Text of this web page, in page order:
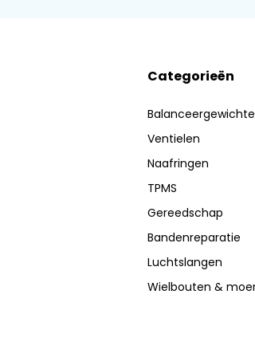
Categorieën
Ventielen
Naafringen
TPMS
Gereedschap
Bandenreparatie
Luchtslangen
Wielbouten &